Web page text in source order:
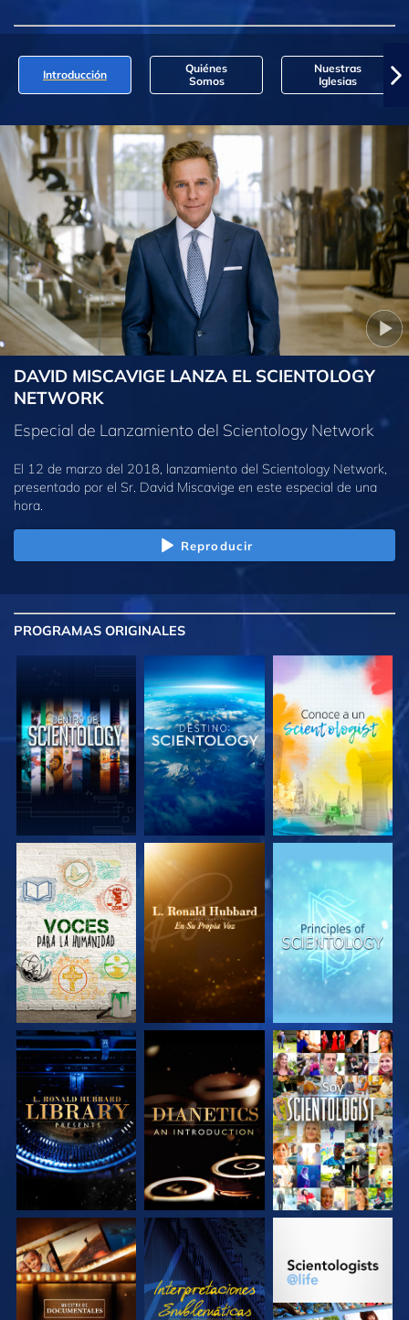
Introducción
Quiénes
Somos
Nuestras
Iglesias
DAVID MISCAVIGE LANZA EL SCIENTOLOGY
NETWORK
Especial de Lanzamiento del Scientology Network
El 12 de marzo del 2018, lanzamiento del Scientology Network,
presentado por el Sr. David Miscavige en este especial de una
hora.
Reproducir
PROGRAMAS ORIGINALES
EXPLORA LAS
SERIES
EXPLORA LAS
SERIES
EXPLORA LAS
SERIES
EXPLORA LAS
SERIES
EXPLORA LAS
SERIES
VE
EXPLORA LAS
SERIES
VE
EXPLORA LAS